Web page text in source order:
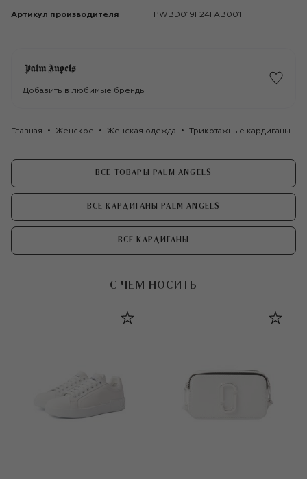
Артикул производителя PWBD019F24FAB001
Добавить в любимые бренды
Главная Женское Женская одежда Трикотажные кардиганы
ВСЕ ТОВАРЫ PALM ANGELS
ВСЕ КАРДИГАНЫ PALM ANGELS
ВСЕ КАРДИГАНЫ
С ЧЕМ НОСИТЬ